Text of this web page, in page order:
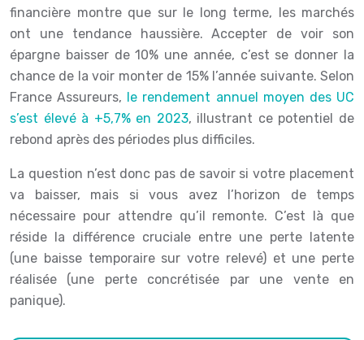
financière montre que sur le long terme, les marchés
ont une tendance haussière. Accepter de voir son
épargne baisser de 10% une année, c’est se donner la
chance de la voir monter de 15% l’année suivante. Selon
France Assureurs, le rendement annuel moyen des UC
s’est élevé à +5,7% en 2023, illustrant ce potentiel de
rebond après des périodes plus difficiles.
La question n’est donc pas de savoir si votre placement
va baisser, mais si vous avez l’horizon de temps
nécessaire pour attendre qu’il remonte. C’est là que
réside la différence cruciale entre une perte latente
(une baisse temporaire sur votre relevé) et une perte
réalisée (une perte concrétisée par une vente en
panique).